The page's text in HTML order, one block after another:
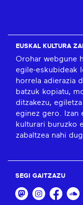
EUSKAL KULTURA
Orohar webgune
egile-eskubideak
horrela adierazia
batzuk kopiatu,
ditzakezu,
eginez gero. Izan
kulturari buruzko
zabaltzea nahi
SEGI GAITZAZU